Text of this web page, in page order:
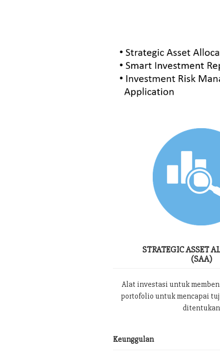
STRATEGIC ASSET
(SAA)
Alat investasi untuk
portofolio untuk mencapai
ditentukan
Keunggulan